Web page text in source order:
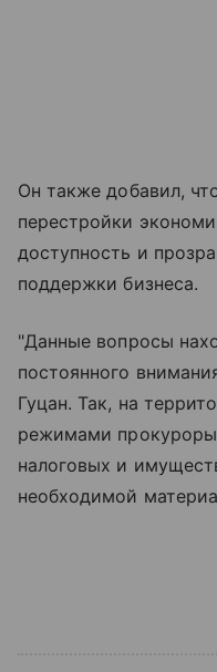
Он также добавил,
перестройки
доступность и
поддержки бизнеса.
"Данные вопросы
постоянного
Гуцан. Так, на
режимами прокуроры
налоговых и
необходимой